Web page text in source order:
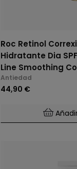
Roc Retinol
Hidratante Dia
Line Smoothing
Antiedad
44,90 €